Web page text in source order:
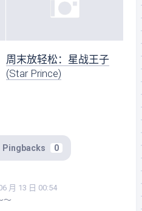
周末放轻松：星战王子
(Star Prince)
Pingbacks 0
月 13 日 00:54
～